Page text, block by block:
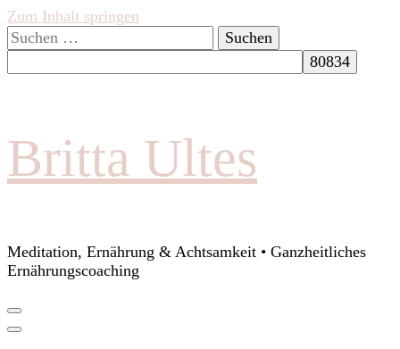
Zum Inhalt springen
Suchen
nach:
Britta Ultes
Meditation, Ernährung & Achtsamkeit • Ganzheitliches
Ernährungscoaching